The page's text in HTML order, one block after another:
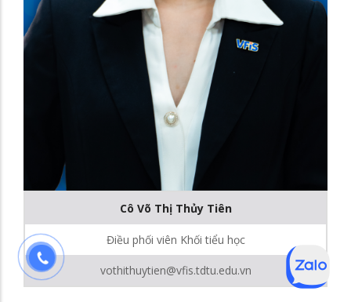
Cô Võ Thị Thủy Tiên
Điều phối viên Khối tiểu học
vothithuytien@vfis.tdtu.edu.vn